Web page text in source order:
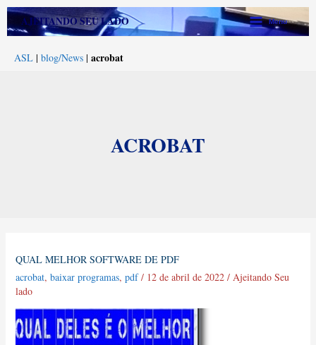
para
conteúdo
AJEITANDO SEU LADO
Main
Menu
ASL | blog/News | acrobat
ACROBAT
QUAL MELHOR SOFTWARE DE PDF
acrobat, baixar programas, pdf/ 12 de abril de 2022 / Ajeitando Seu
lado
Qual
melhor
Software
PDF